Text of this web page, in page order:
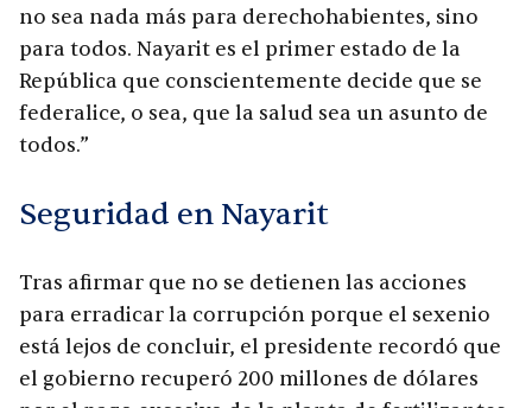
no sea nada más para derechohabientes, sino
para todos. Nayarit es el primer estado de la
República que conscientemente decide que se
federalice, o sea, que la salud sea un asunto de
todos.”
Seguridad en Nayarit
Tras afirmar que no se detienen las acciones
para erradicar la corrupción porque el sexenio
está lejos de concluir, el presidente recordó que
el gobierno recuperó 200 millones de dólares